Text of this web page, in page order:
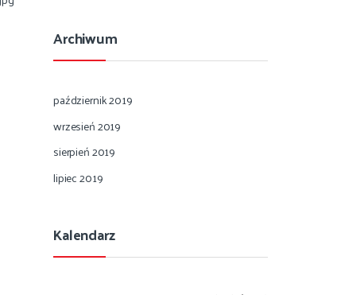
Archiwum
październik 2019
wrzesień 2019
sierpień 2019
lipiec 2019
Kalendarz